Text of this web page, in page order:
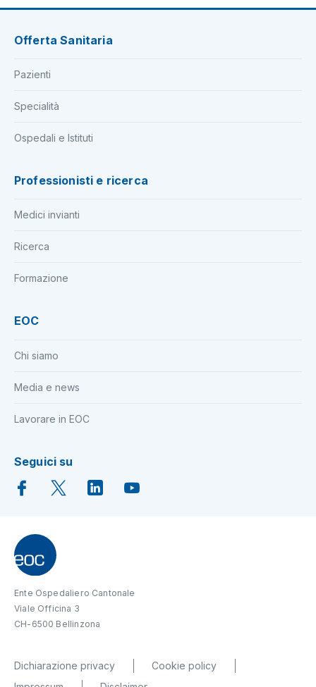
Offerta Sanitaria
Pazienti
Specialità
Ospedali e Istituti
Professionisti e ricerca
Medici invianti
Ricerca
Formazione
EOC
Chi siamo
Media e news
Lavorare in EOC
Seguici su
Ente Ospedaliero Cantonale
Viale Officina 3
CH-6500 Bellinzona
Dichiarazione privacy
Cookie policy